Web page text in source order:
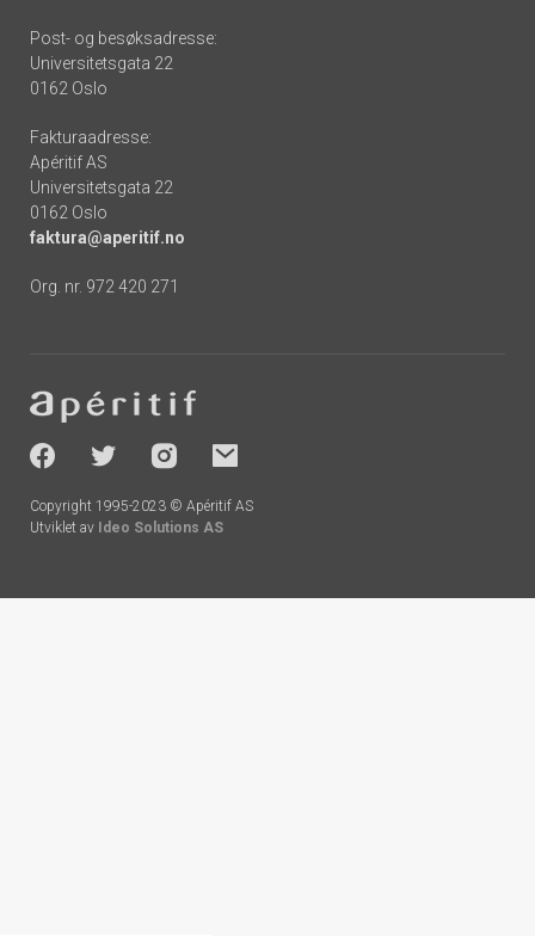
Post- og besøksadresse:
Universitetsgata 22
0162 Oslo
Fakturaadresse:
Apéritif AS
Universitetsgata 22
0162 Oslo
faktura@aperitif.no
Org. nr. 972 420 271
-
socials
Copyright 1995-2023 © Apéritif AS
Utviklet av Ideo Solutions AS